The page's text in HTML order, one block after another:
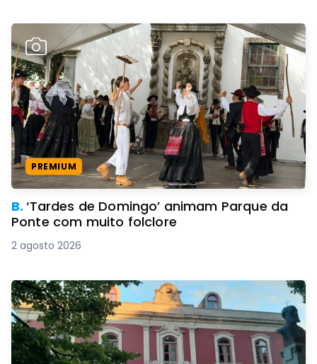
PREMIUM
B.‘Tardes de Domingo’ animam Parque da
Ponte com muito folclore
2 agosto 2026